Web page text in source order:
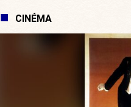
CINÉMA